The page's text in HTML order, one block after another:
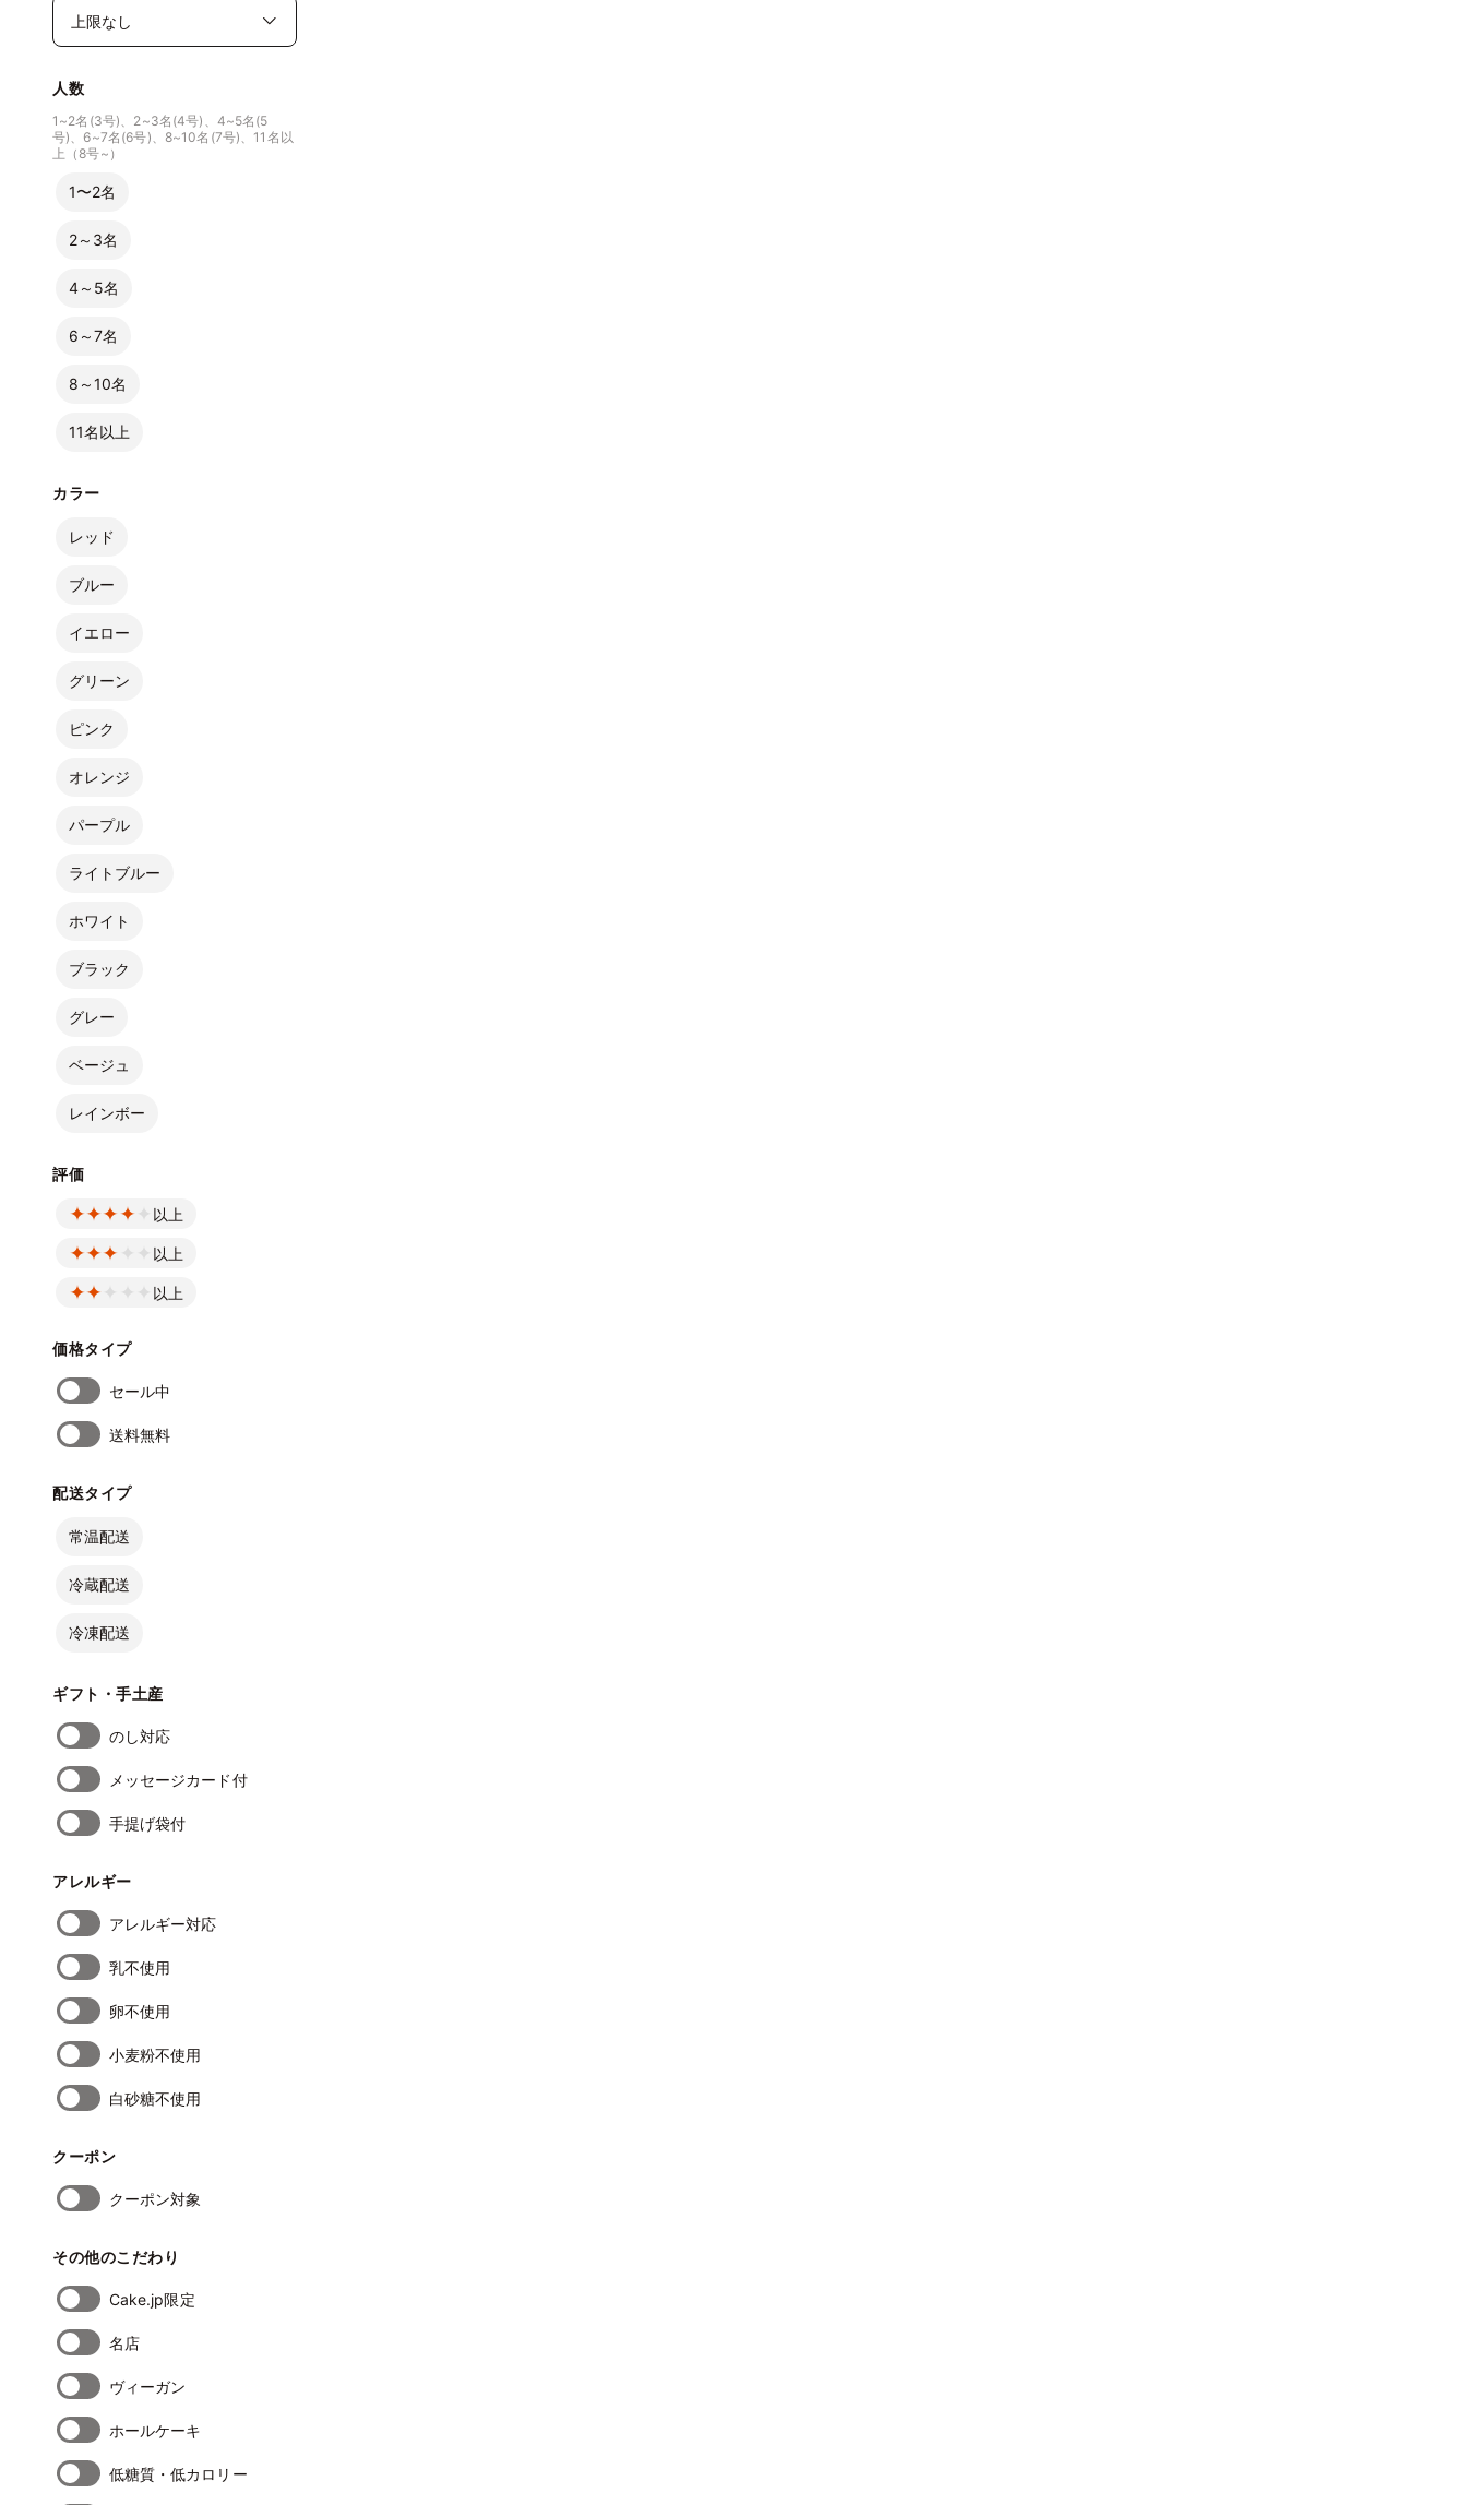
人数
1~2名(3号)、2~3名(4号)、4~5名(5
号)、6~7名(6号)、8~10名(7号)、11名以
上（8号~）
1〜2名
2～3名
4～5名
6～7名
8～10名
11名以上
カラー
レッド
ブルー
イエロー
グリーン
ピンク
オレンジ
パープル
ライトブルー
ホワイト
ブラック
グレー
ベージュ
レインボー
評価
以上
以上
以上
価格タイプ
セール中
送料無料
配送タイプ
常温配送
冷蔵配送
冷凍配送
ギフト・手土産
のし対応
メッセージカード付
手提げ袋付
アレルギー
アレルギー対応
乳不使用
卵不使用
小麦粉不使用
白砂糖不使用
クーポン
クーポン対象
その他のこだわり
Cake.jp限定
名店
ヴィーガン
ホールケーキ
低糖質・低カロリー